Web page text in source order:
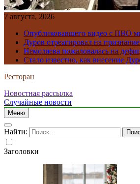
7 августа, 2026
Опубликовавшего видео с ПВО
Дуров отреагировал на
Немоляева пожаловалась на
Стало известно, как внесение
Ресторан
Новостная рассылка
Случайные новости
Меню
Найти:
Заголовки